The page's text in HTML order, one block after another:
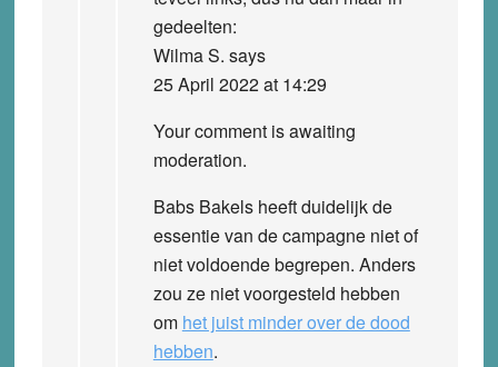
gedeelten:
Wilma S. says
25 April 2022 at 14:29
Your comment is awaiting
moderation.
Babs Bakels heeft duidelijk de
essentie van de campagne niet of
niet voldoende begrepen. Anders
zou ze niet voorgesteld hebben
om het juist minder over de dood
hebben.